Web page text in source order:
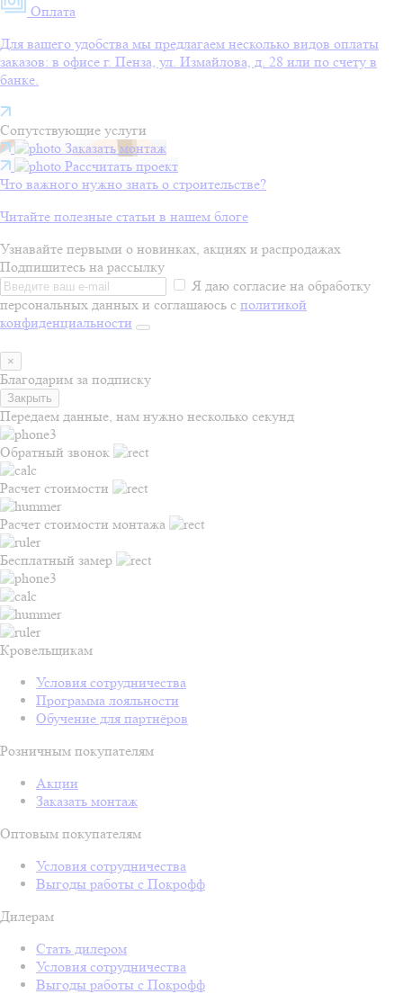
Оплата
Для вашего удобства мы предлагаем несколько видов оплаты
заказов: в офисе г. Пенза, ул. Измайлова, д. 28 или по счету в
банке.
Сопутствующие услуги
Заказать монтаж
Рассчитать проект
Что важного нужно знать о строительстве?
Читайте полезные статьи в нашем блоге
Узнавайте первыми о новинках, акциях и распродажах
Подпишитесь на рассылку
Я даю согласие на обработку
персональных данных и соглашаюсь с политикой
конфиденциальности
×
Благодарим за подписку
Закрыть
Передаем данные, нам нужно несколько секунд
Обратный звонок
Расчет стоимости
Расчет стоимости монтажа
Бесплатный замер
Кровельщикам
Условия сотрудничества
Программа лояльности
Обучение для партнёров
Розничным покупателям
Акции
Заказать монтаж
Оптовым покупателям
Условия сотрудничества
Выгоды работы с Покрофф
Дилерам
Стать дилером
Условия сотрудничества
Выгоды работы с Покрофф